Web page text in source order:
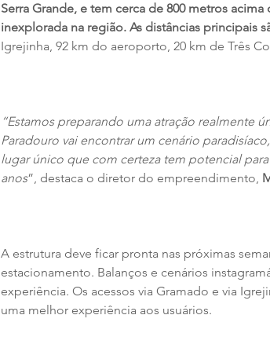
Serra Grande, e tem cerca de 800 metros
inexplorada na região. As distâncias principais
Igrejinha, 92 km do aeroporto, 20 km de Três
“Estamos preparando uma atração realmente
Paradouro vai encontrar um cenário
lugar único que com certeza tem potencial
anos”, destaca o diretor do empreendimento,
A estrutura deve ficar pronta nas próximas
estacionamento. Balanços e cenários
experiência. Os acessos via Gramado e via
uma melhor experiência aos usuários.